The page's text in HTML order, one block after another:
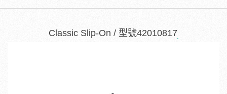
Classic Slip-On / 型號42010817